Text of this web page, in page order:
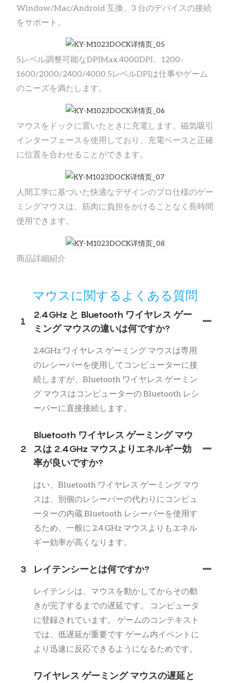
Window/Mac/Android 互換、3 台のデバイスの接続
をサポート。
5レベル調整可能なDPIMax.4000DPI、1200-
1600/2000/2400/4000 5レベルDPIは仕事やゲーム
のニーズを満たします。
マウスをドックに置いたときに充電します。磁気吸引
インターフェースを使用しており、充電ベースと正確
に位置を合わせることができます。
人間工学に基づいた快適なデザインのプロ仕様のゲー
ミングマウスは、筋肉に負担をかけることなく長時間
使用できます。
商品詳細紹介
マウスに関するよくある質問
1
2.4GHz と Bluetooth ワイヤレス ゲー
ミング マウスの違いは何ですか?
2.4GHz ワイヤレス ゲーミング マウスは専用
のレシーバーを使用してコンピューターに接
続しますが、Bluetooth ワイヤレス ゲーミン
グ マウスはコンピューターの Bluetooth レシ
ーバーに直接接続します。
2
Bluetooth ワイヤレス ゲーミング マウ
スは 2.4GHz マウスよりエネルギー効
率が良いですか?
はい、Bluetooth ワイヤレス ゲーミング マウ
スは、別個のレシーバーの代わりにコンピュ
ーターの内蔵 Bluetooth レシーバーを使用す
るため、一般に 2.4 GHz マウスよりもエネル
ギー効率が高くなります。
3 レイテンシーとは何ですか?
レイテンシは、マウスを動かしてからその動
きが完了するまでの遅延です。 コンピュータ
に登録されています。 ゲームのコンテキスト
では、低遅延が重要です ゲーム内イベントに
より迅速に反応できるようになるためです。
ワイヤレス ゲーミング マウスの遅延と